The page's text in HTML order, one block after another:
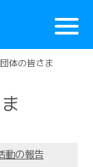
体の皆さま
動の報告